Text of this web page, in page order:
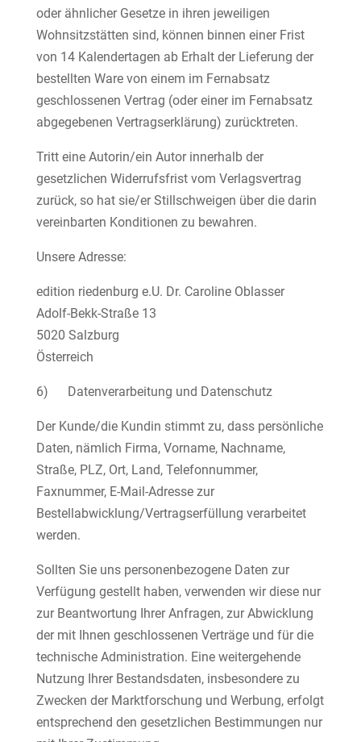
oder ähnlicher Gesetze in ihren jeweiligen
Wohnsitzstätten sind, können binnen einer Frist
von 14 Kalendertagen ab Erhalt der Lieferung der
bestellten Ware von einem im Fernabsatz
geschlossenen Vertrag (oder einer im Fernabsatz
abgegebenen Vertragserklärung) zurücktreten.
Tritt eine Autorin/ein Autor innerhalb der
gesetzlichen Widerrufsfrist vom Verlagsvertrag
zurück, so hat sie/er Stillschweigen über die darin
vereinbarten Konditionen zu bewahren.
Unsere Adresse:
edition riedenburg e.U. Dr. Caroline Oblasser
Adolf-Bekk-Straße 13
5020 Salzburg
Österreich
6) Datenverarbeitung und Datenschutz
Der Kunde/die Kundin stimmt zu, dass persönliche
Daten, nämlich Firma, Vorname, Nachname,
Straße, PLZ, Ort, Land, Telefonnummer,
Faxnummer, E-Mail-Adresse zur
Bestellabwicklung/Vertragserfüllung verarbeitet
werden.
Sollten Sie uns personenbezogene Daten zur
Verfügung gestellt haben, verwenden wir diese nur
zur Beantwortung Ihrer Anfragen, zur Abwicklung
der mit Ihnen geschlossenen Verträge und für die
technische Administration. Eine weitergehende
Nutzung Ihrer Bestandsdaten, insbesondere zu
Zwecken der Marktforschung und Werbung, erfolgt
entsprechend den gesetzlichen Bestimmungen nur